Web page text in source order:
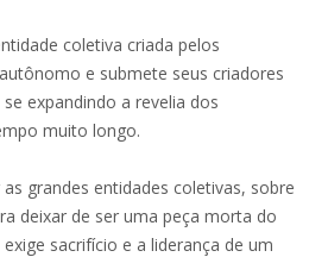
coletiva criada pelos
e submete seus criadores
expandindo a revelia dos
muito longo.
grandes entidades coletivas, sobre
deixar de ser uma peça morta do
sacrifício e a liderança de um